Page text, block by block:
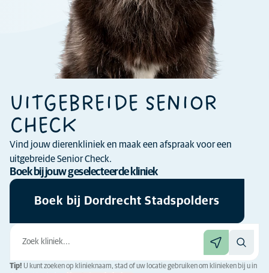
UITGEBREIDE SENIOR
CHECK
Vind jouw dierenkliniek en maak een afspraak voor een
uitgebreide Senior Check.
Tip! U kunt zoeken op klinieknaam, stad of uw locatie gebruiken om klinieken bij u in
Boek bij jouw geselecteerde kliniek
Boek bij Dordrecht Stadspolders